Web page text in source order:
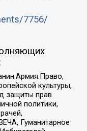
7756/
культуры,
защиты прав
политики,
Гуманитарное